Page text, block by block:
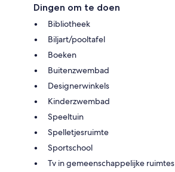
Dingen om te doen
Bibliotheek
Biljart/pooltafel
Boeken
Buitenzwembad
Designerwinkels
Kinderzwembad
Speeltuin
Spelletjesruimte
Sportschool
Tv in gemeenschappelijke ruimtes